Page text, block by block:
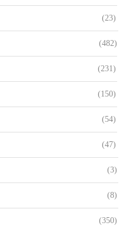
(23)
(482)
(231)
(150)
(54)
(47)
(3)
(8)
(350)